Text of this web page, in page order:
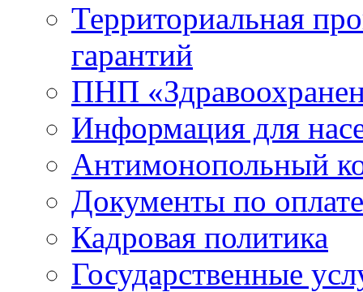
Территориальная
гарантий
ПНП
Информация для
Антимонопольный
Документы по
Кадровая политика
Государственные